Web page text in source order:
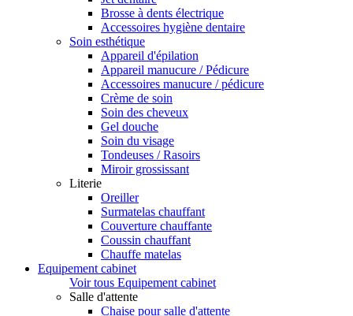
Brosse à dents électrique
Accessoires hygiène dentaire
Soin esthétique
Appareil d'épilation
Appareil manucure / Pédicure
Accessoires manucure / pédicure
Crème de soin
Soin des cheveux
Gel douche
Soin du visage
Tondeuses / Rasoirs
Miroir grossissant
Literie
Oreiller
Surmatelas chauffant
Couverture chauffante
Coussin chauffant
Chauffe matelas
Equipement cabinet
Voir tous Equipement cabinet
Salle d'attente
Chaise pour salle d'attente